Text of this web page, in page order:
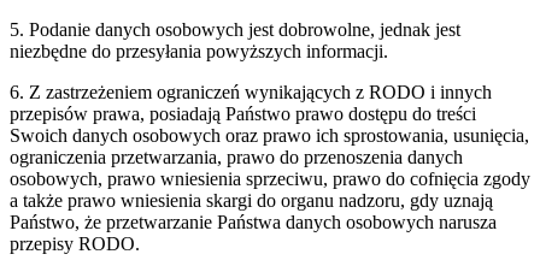
5. Podanie danych osobowych jest dobrowolne, jednak jest
niezbędne do przesyłania powyższych informacji.
6. Z zastrzeżeniem ograniczeń wynikających z RODO i innych
przepisów prawa, posiadają Państwo prawo dostępu do treści
Swoich danych osobowych oraz prawo ich sprostowania, usunięcia,
ograniczenia przetwarzania, prawo do przenoszenia danych
osobowych, prawo wniesienia sprzeciwu, prawo do cofnięcia zgody
a także prawo wniesienia skargi do organu nadzoru, gdy uznają
Państwo, że przetwarzanie Państwa danych osobowych narusza
przepisy RODO.